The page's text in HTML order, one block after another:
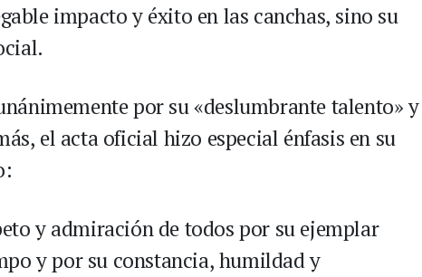
impacto y éxito en las canchas, sino su
por su «deslumbrante talento» y
el acta oficial hizo especial énfasis en su
y admiración de todos por su ejemplar
y por su constancia, humildad y